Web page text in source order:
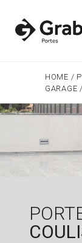
HOME /
GARAGE /